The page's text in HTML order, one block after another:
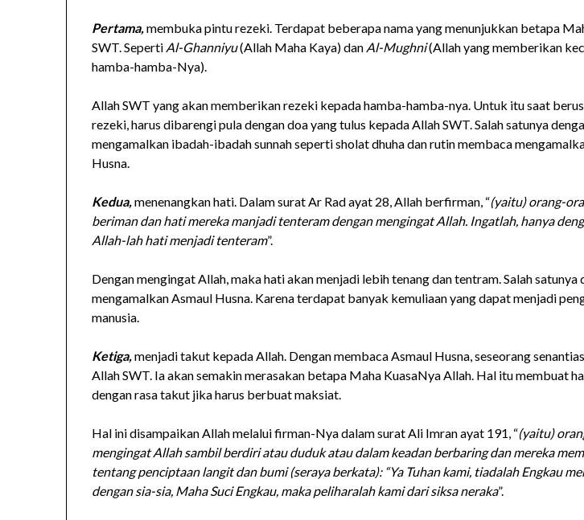
Pertama,membuka pintu rezeki. Terdapat beberapa nama yang menunjukkan betapa
SWT. Seperti Al-Ghanniyu(Allah Maha Kaya) dan Al-Mughni(Allah yang memberikan
hamba-hamba-Nya).
Allah SWT yang akan memberikan rezeki kepada hamba-hamba-nya. Untuk itu saat
rezeki, harus dibarengi pula dengan doa yang tulus kepada Allah SWT. Salah satunya
mengamalkan ibadah-ibadah sunnah seperti sholat dhuha dan rutin membaca
Husna.
Kedua,menenangkan hati. Dalam surat Ar Rad ayat 28, Allah berfirman, “(yaitu) orang-
beriman dan hati mereka manjadi tenteram dengan mengingat Allah. Ingatlah, hanya
Allah-lah hati menjadi tenteram”.
Dengan mengingat Allah, maka hati akan menjadi lebih tenang dan tentram. Salah satunya
mengamalkan Asmaul Husna. Karena terdapat banyak kemuliaan yang dapat menjadi
manusia.
Ketiga,menjadi takut kepada Allah. Dengan membaca Asmaul Husna, seseorang
Allah SWT. Ia akan semakin merasakan betapa Maha KuasaNya Allah. Hal itu membuat
dengan rasa takut jika harus berbuat maksiat.
Hal ini disampaikan Allah melalui firman-Nya dalam surat Ali Imran ayat 191, “(yaitu)
mengingat Allah sambil berdiri atau duduk atau dalam keadan berbaring dan mereka
tentang penciptaan langit dan bumi (seraya berkata): “Ya Tuhan kami, tiadalah Engkau
dengan sia-sia, Maha Suci Engkau, maka peliharalah kami dari siksa neraka”.